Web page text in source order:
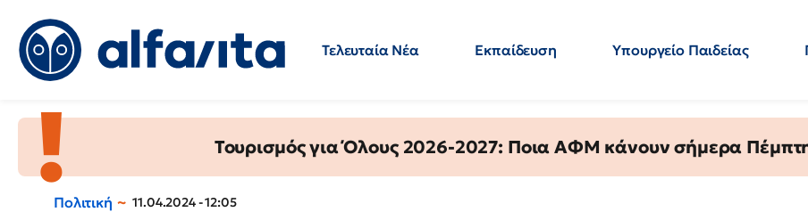
Τελευταία Νέα Εκπαίδευση Υπουργείο Παιδείας
Τουρισμός για Όλους 2026-2027: Ποια ΑΦΜ κάνουν σήμερα
Πολιτική 11.04.2024 - 12:05